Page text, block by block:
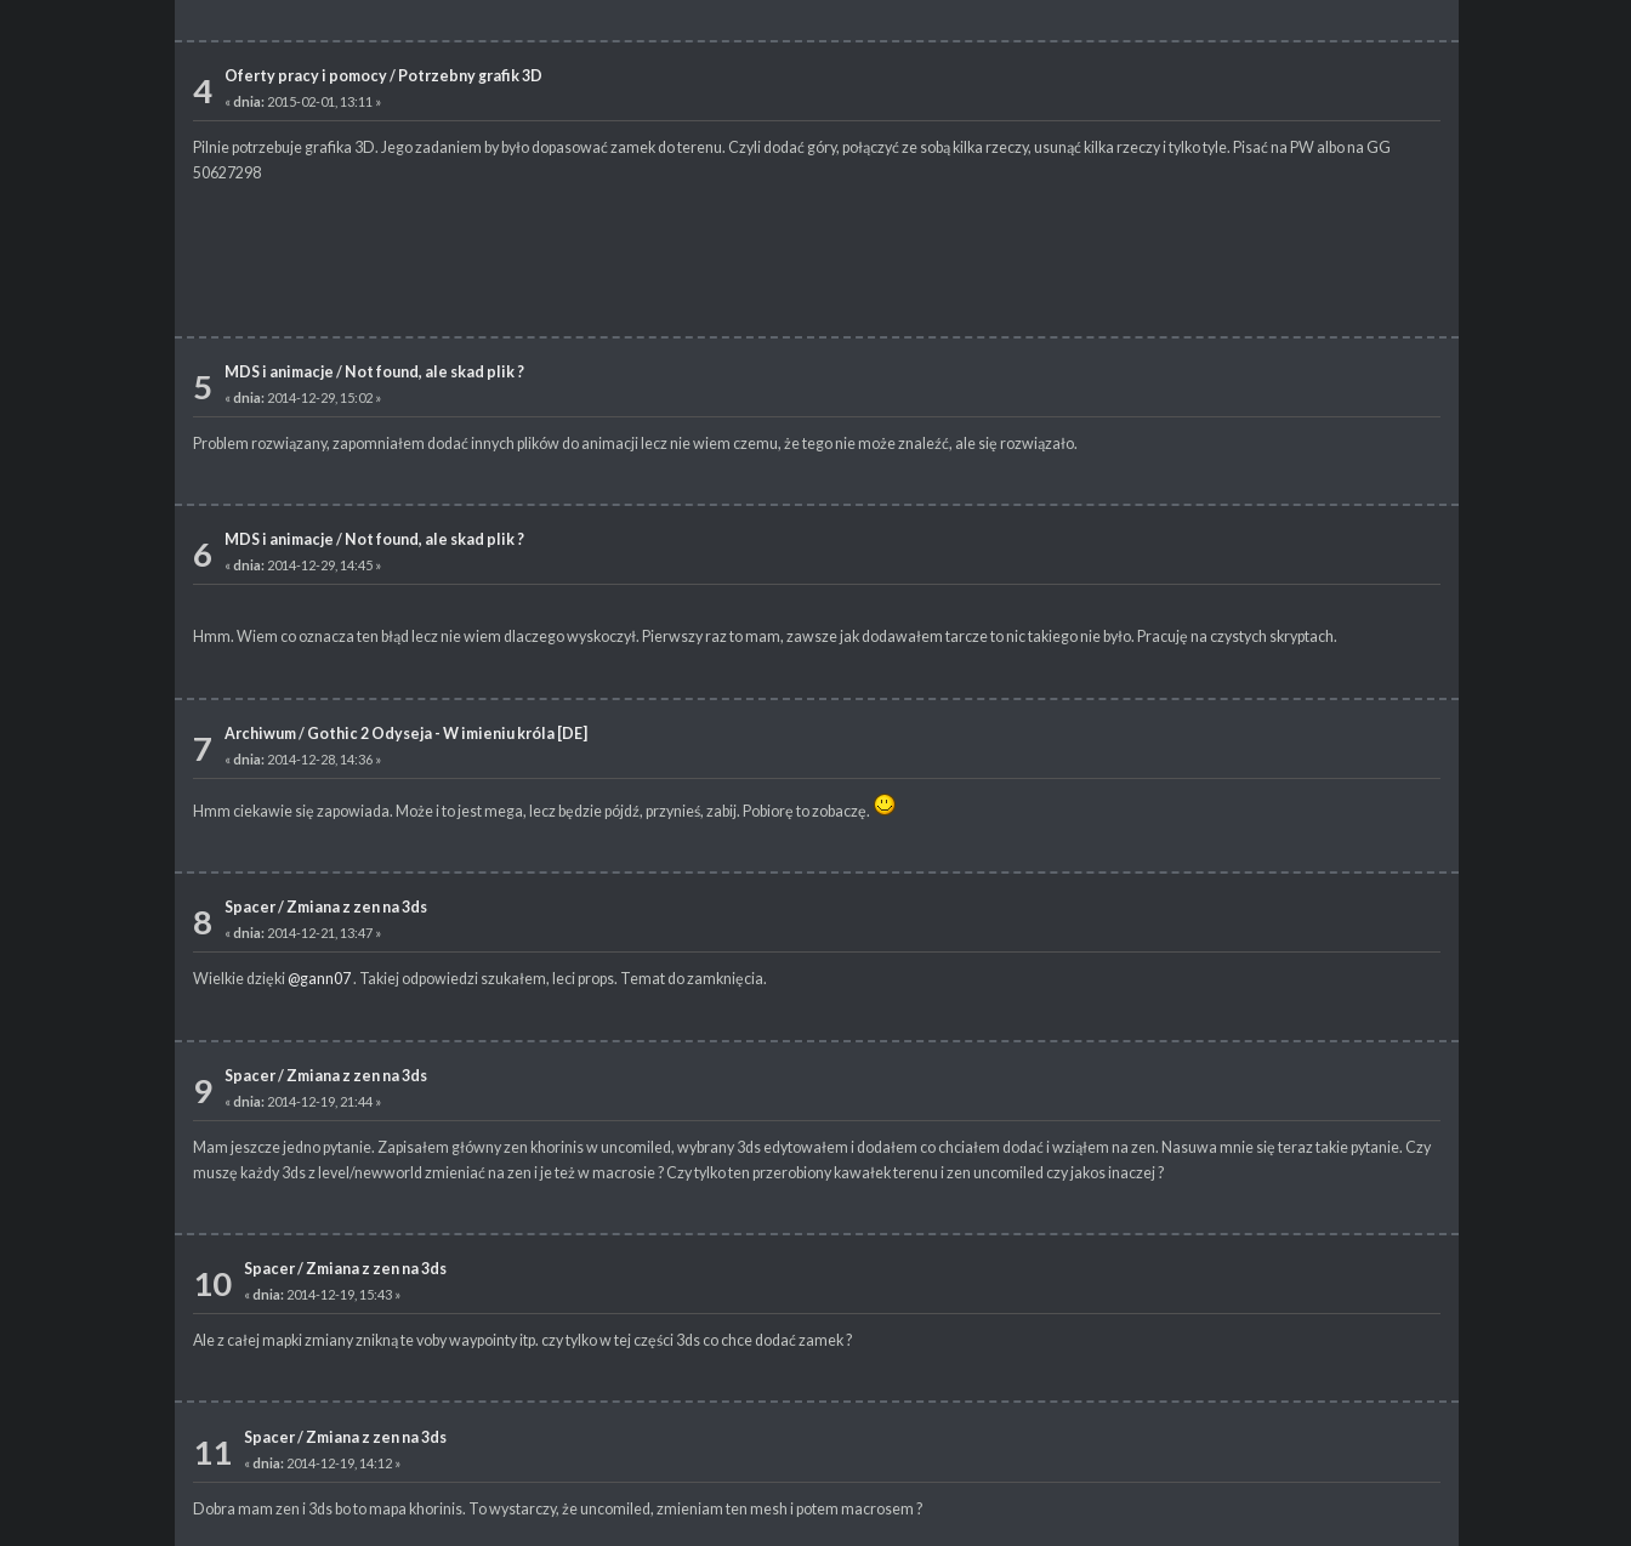
4 Oferty pracy i pomocy/ Potrzebny grafik 3D
«dnia: 2015-02-01, 13:11 »
Pilnie potrzebuje grafika 3D. Jego zadaniem by było dopasować zamek do terenu. Czyli dodać góry, połączyć ze sobą kilka rzeczy, usunąć kilka rzeczy i tylko tyle. Pisać na PW albo na GG
50627298
5 MDS i animacje / Not found, ale skad plik ?
«dnia: 2014-12-29, 15:02 »
Problem rozwiązany, zapomniałem dodać innych plików do animacji lecz nie wiem czemu, że tego nie może znaleźć, ale się rozwiązało.
6 MDS i animacje / Not found, ale skad plik ?
«dnia: 2014-12-29, 14:45 »
Hmm. Wiem co oznacza ten błąd lecz nie wiem dlaczego wyskoczył. Pierwszy raz to mam, zawsze jak dodawałem tarcze to nic takiego nie było. Pracuję na czystych skryptach.
7 Archiwum/ Gothic 2 Odyseja - W imieniu króla [DE]
«dnia: 2014-12-28, 14:36 »
Hmm ciekawie się zapowiada. Może i to jest mega, lecz będzie pójdź, przynieś, zabij. Pobiorę to zobaczę.
8 Spacer/Zmiana z zen na 3ds
«dnia: 2014-12-21, 13:47 »
Wielkie dzięki@gann07. Takiej odpowiedzi szukałem, leci props. Temat do zamknięcia.
9 Spacer/ Zmiana z zen na 3ds
«dnia: 2014-12-19, 21:44 »
Mam jeszcze jedno pytanie. Zapisałem główny zen khorinis w uncomiled, wybrany 3ds edytowałem i dodałem co chciałem dodać i wziąłem na zen. Nasuwa mnie się teraz takie pytanie. Czy
muszę każdy 3ds z level/newworld zmieniać na zen i je też w macrosie ? Czy tylko ten przerobiony kawałek terenu i zen uncomiled czy jakos inaczej ?
10 Spacer/Zmiana z zen na 3ds
«dnia: 2014-12-19, 15:43 »
Ale z całej mapki zmiany znikną te voby waypointy itp. czy tylko w tej części 3ds co chce dodać zamek ?
11 Spacer/ Zmiana z zen na 3ds
«dnia: 2014-12-19, 14:12 »
Dobra mam zen i 3ds bo to mapa khorinis. To wystarczy, że uncomiled, zmieniam ten mesh i potem macrosem ?